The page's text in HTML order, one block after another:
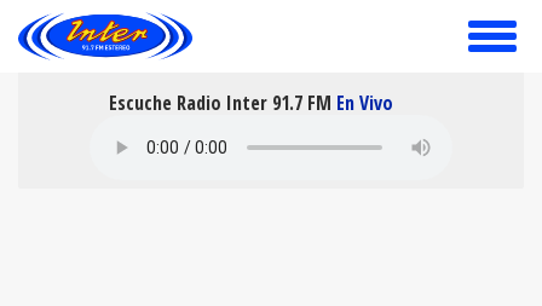
toggle
Escuche Radio Inter 91.7 FM En Vivo